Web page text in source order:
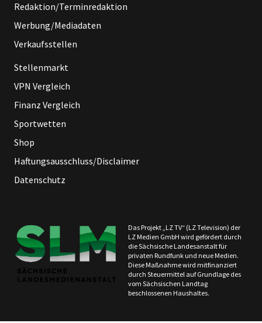
Redaktion/Terminredaktion
Werbung/Mediadaten
Verkaufsstellen
Stellenmarkt
VPN Vergleich
Finanz Vergleich
Sportwetten
Shop
Haftungsausschluss/Disclaimer
Datenschutz
Das Projekt „LZ TV“ (LZ Television) der
LZ Medien GmbH wird gefördert durch
die Sächsische Landesanstalt für
privaten Rundfunk und neue Medien.
Diese Maßnahme wird mitfinanziert
durch Steuermittel auf Grundlage des
vom Sächsischen Landtag
beschlossenen Haushaltes.